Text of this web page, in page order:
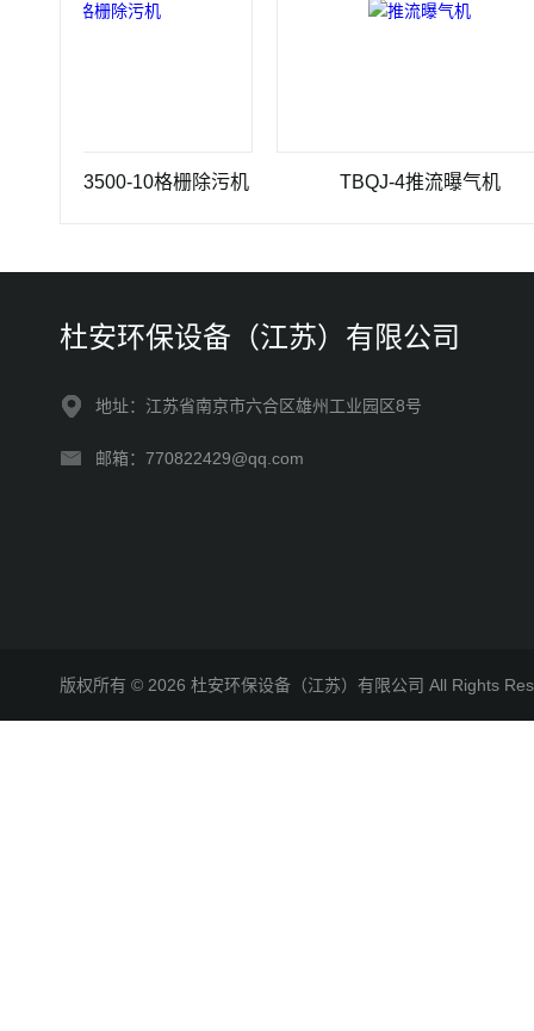
10格栅除污机 TBQJ-4推流曝气机
杜安环保设备（江苏）有限公司
地址：江苏省南京市六合区雄州工业园区8号
邮箱：770822429@qq.com
版权所有 © 2026 杜安环保设备（江苏）有限公司 All Rights